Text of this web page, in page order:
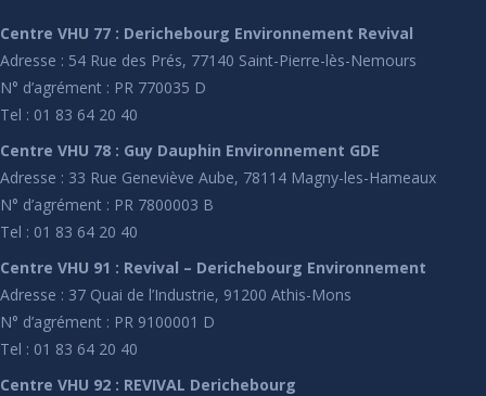
Centre VHU 77 : Derichebourg Environnement Revival
Adresse : 54 Rue des Prés, 77140 Saint-Pierre-lès-Nemours
N° d’agrément : PR 770035 D
Tel : 01 83 64 20 40
Centre VHU 78 : Guy Dauphin Environnement GDE
Adresse : 33 Rue Geneviève Aube, 78114 Magny-les-Hameaux
N° d’agrément : PR 7800003 B
Tel : 01 83 64 20 40
Centre VHU 91 : Revival – Derichebourg Environnement
Adresse : 37 Quai de l’Industrie, 91200 Athis-Mons
N° d’agrément : PR 9100001 D
Tel : 01 83 64 20 40
Centre VHU 92 : REVIVAL Derichebourg